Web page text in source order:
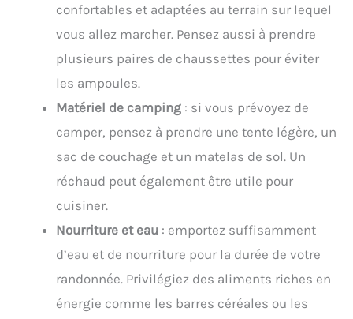
confortables et adaptées au terrain sur lequel
vous allez marcher. Pensez aussi à prendre
plusieurs paires de chaussettes pour éviter
les ampoules.
Matériel de camping : si vous prévoyez de
camper, pensez à prendre une tente légère, un
sac de couchage et un matelas de sol. Un
réchaud peut également être utile pour
cuisiner.
Nourriture et eau : emportez suffisamment
d’eau et de nourriture pour la durée de votre
randonnée. Privilégiez des aliments riches en
énergie comme les barres céréales ou les